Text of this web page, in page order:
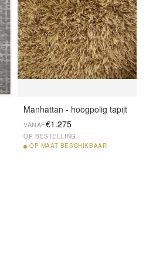
Manhattan - hoogpolig tapijt
VANAF€1.275
OP BESTELLING
OP MAAT BESCHIKBAAR